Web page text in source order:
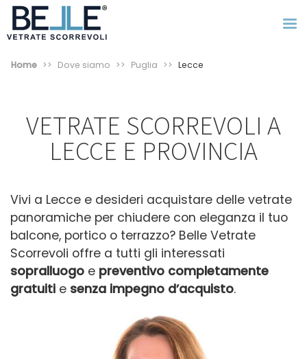
Home Dove siamo Puglia Lecce
VETRATE SCORREVOLI A
LECCE E PROVINCIA
Vivi a Lecce e desideri acquistare delle vetrate
panoramiche per chiudere con eleganza il tuo
balcone, portico o terrazzo? Belle Vetrate
Scorrevoli offre a tutti gli interessati
sopralluogo e preventivo completamente
gratuiti e senza impegno d’acquisto.